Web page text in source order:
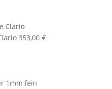
353,00 €